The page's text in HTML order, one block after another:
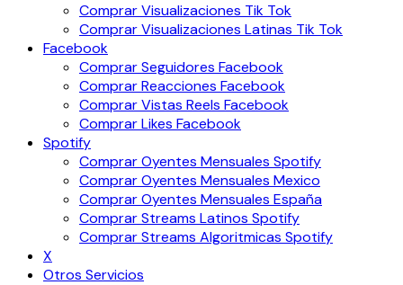
Comprar Visualizaciones Tik Tok
Comprar Visualizaciones Latinas Tik Tok
Facebook
Comprar Seguidores Facebook
Comprar Reacciones Facebook
Comprar Vistas Reels Facebook
Comprar Likes Facebook
Spotify
Comprar Oyentes Mensuales Spotify
Comprar Oyentes Mensuales Mexico
Comprar Oyentes Mensuales España
Comprar Streams Latinos Spotify
Comprar Streams Algoritmicas Spotify
X
Otros Servicios